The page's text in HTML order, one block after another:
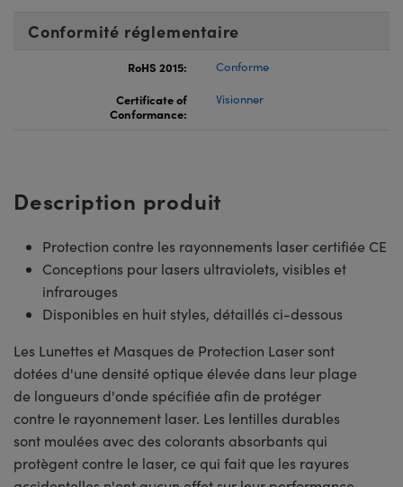
Conformité réglementaire
RoHS 2015:
Conforme
Certificate of
Conformance:
Visionner
Description produit
Protection contre les rayonnements laser certifiée CE
Conceptions pour lasers ultraviolets, visibles et
infrarouges
Disponibles en huit styles, détaillés ci-dessous
Les Lunettes et Masques de Protection Laser sont
dotées d'une densité optique élevée dans leur plage
de longueurs d'onde spécifiée afin de protéger
contre le rayonnement laser. Les lentilles durables
sont moulées avec des colorants absorbants qui
protègent contre le laser, ce qui fait que les rayures